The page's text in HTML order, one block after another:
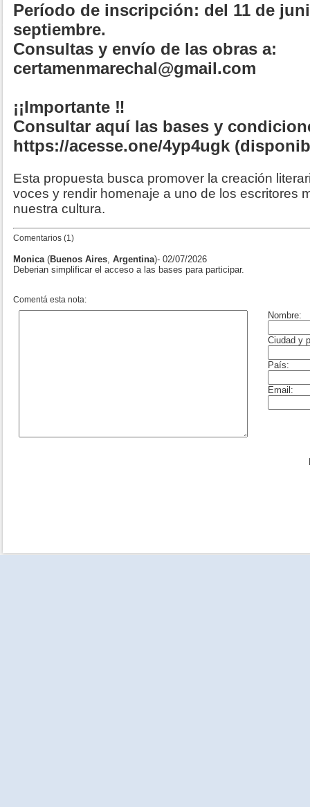
Período de inscripción: del 11 de
septiembre.
Consultas y envío de las obras a:
certamenmarechal@gmail.com
¡¡Importante ‼
Consultar aquí las bases y
https://acesse.one/4yp4ugk
Esta propuesta busca promover la creación
voces y rendir homenaje a uno de los escritores
nuestra cultura.
Comentarios (1)
Monica(Buenos Aires, Argentina)- 02/07/2026
Deberian simplificar el acceso a las bases para participar.
Comentá esta nota: